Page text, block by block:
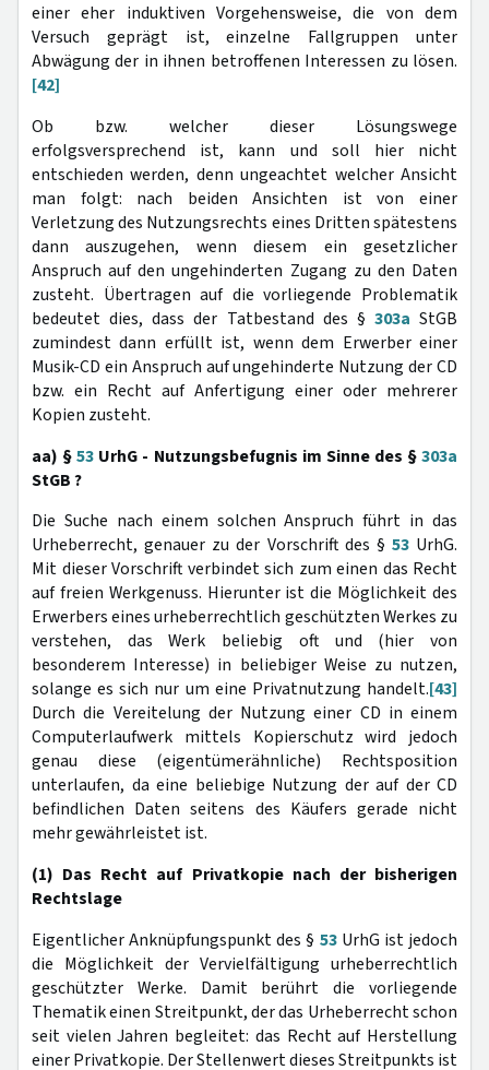
einer eher induktiven Vorgehensweise, die von dem
Versuch geprägt ist, einzelne Fallgruppen unter
Abwägung der in ihnen betroffenen Interessen zu lösen.
[42]
Ob bzw. welcher dieser Lösungswege
erfolgsversprechend ist, kann und soll hier nicht
entschieden werden, denn ungeachtet welcher Ansicht
man folgt: nach beiden Ansichten ist von einer
Verletzung des Nutzungsrechts eines Dritten spätestens
dann auszugehen, wenn diesem ein gesetzlicher
Anspruch auf den ungehinderten Zugang zu den Daten
zusteht. Übertragen auf die vorliegende Problematik
bedeutet dies, dass der Tatbestand des § 303a StGB
zumindest dann erfüllt ist, wenn dem Erwerber einer
Musik-CD ein Anspruch auf ungehinderte Nutzung der CD
bzw. ein Recht auf Anfertigung einer oder mehrerer
Kopien zusteht.
aa) §53 UrhG - Nutzungsbefugnis im Sinne des §303a
StGB ?
Die Suche nach einem solchen Anspruch führt in das
Urheberrecht, genauer zu der Vorschrift des § 53UrhG.
Mit dieser Vorschrift verbindet sich zum einen das Recht
auf freien Werkgenuss. Hierunter ist die Möglichkeit des
Erwerbers eines urheberrechtlich geschützten Werkes zu
verstehen, das Werk beliebig oft und (hier von
besonderem Interesse) in beliebiger Weise zu nutzen,
solange es sich nur um eine Privatnutzung handelt.[43]
Durch die Vereitelung der Nutzung einer CD in einem
Computerlaufwerk mittels Kopierschutz wird jedoch
genau diese (eigentümerähnliche) Rechtsposition
unterlaufen, da eine beliebige Nutzung der auf der CD
befindlichen Daten seitens des Käufers gerade nicht
mehr gewährleistet ist.
(1) Das Recht auf Privatkopie nach der bisherigen
Rechtslage
Eigentlicher Anknüpfungspunkt des § 53UrhG ist jedoch
die Möglichkeit der Vervielfältigung urheberrechtlich
geschützter Werke. Damit berührt die vorliegende
Thematik einen Streitpunkt, der das Urheberrecht schon
seit vielen Jahren begleitet: das Recht auf Herstellung
einer Privatkopie. Der Stellenwert dieses Streitpunkts ist